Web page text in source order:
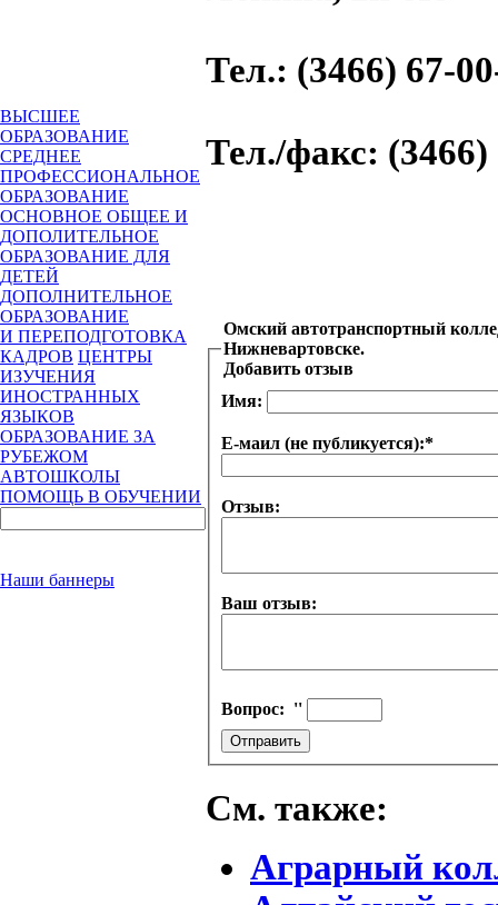
ВЫСШЕЕ
ОБРАЗОВАНИЕ
СРЕДНЕЕ
ПРОФЕССИОНАЛЬНОЕ
ОБРАЗОВАНИЕ
ОСНОВНОЕ ОБЩЕЕ И
ДОПОЛИТЕЛЬНОЕ
ОБРАЗОВАНИЕ ДЛЯ
ДЕТЕЙ
ДОПОЛНИТЕЛЬНОЕ
ОБРАЗОВАНИЕ
И ПЕРЕПОДГОТОВКА
КАДРОВ ЦЕНТРЫ
ИЗУЧЕНИЯ
ИНОСТРАННЫХ
ЯЗЫКОВ
ОБРАЗОВАНИЕ ЗА
РУБЕЖОМ
АВТОШКОЛЫ
ПОМОЩЬ В ОБУЧЕНИИ
Наши баннеры
Тел.: (3466) 67-
Тел./факс: (3466)
Омский автотранспортный
Нижневартовске.
Добавить отзыв
Имя:
Е-маил (не публикуется):*
Отзыв:
Ваш отзыв:
Вопрос: ''
См. также:
Аграрный